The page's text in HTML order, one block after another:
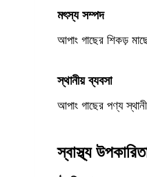
মৎস্য সম্পদ
আপাং গাছের শিকড়
স্থানীয় ব্যবসা
আপাং গাছের পণ্য
স্বাস্থ্য